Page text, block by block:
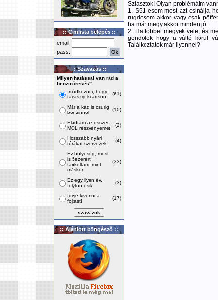
:: Címlista belépés ::
email:
pass:
:: Szavazás ::
Milyen hatással van rád a
benzináresés?
Imádkozom, hogy
tavaszig kitartson
(61)
Már a kád is csurig
benzinnel
(10)
Eladtam az összes
MOL részvényemet
(2)
Hosszabb nyári
túrákat szervezek
(4)
Ez hülyeség, most
is 5ezerért
tankoltam, mint
máskor
(33)
Ez egy ilyen év,
folyton esik
(3)
Ideje kivenni a
fojtást!
(17)
:: Ajánlott böngésző ::
Sziasztok! Olyan problémáim
1. S51-esem most azt csinálja
rugdosom akkor vagy csak
ha már megy akkor minden jó.
2. Ha többet megyek vele, és
gondolok hogy a váltó körül
Találkoztatok már ilyennel?